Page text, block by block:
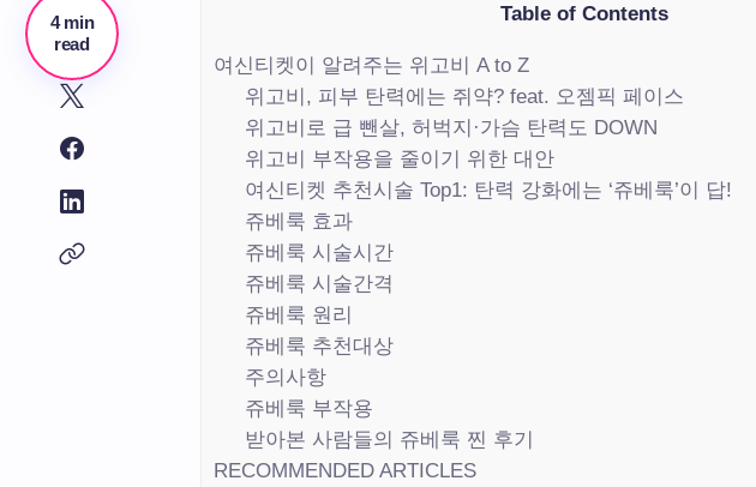
4 min
read
Table of Contents
여신티켓이 알려주는 위고비 A to Z
위고비, 피부 탄력에는 쥐약? feat. 오젬픽 페이스
위고비로 급 뺀살, 허벅지·가슴 탄력도 DOWN
위고비 부작용을 줄이기 위한 대안
여신티켓 추천시술 Top1: 탄력 강화에는 ‘쥬베룩’이 답!
쥬베룩 효과
쥬베룩 시술시간
쥬베룩 시술간격
쥬베룩 원리
쥬베룩 추천대상
주의사항
쥬베룩 부작용
받아본 사람들의 쥬베룩 찐 후기
RECOMMENDED ARTICLES